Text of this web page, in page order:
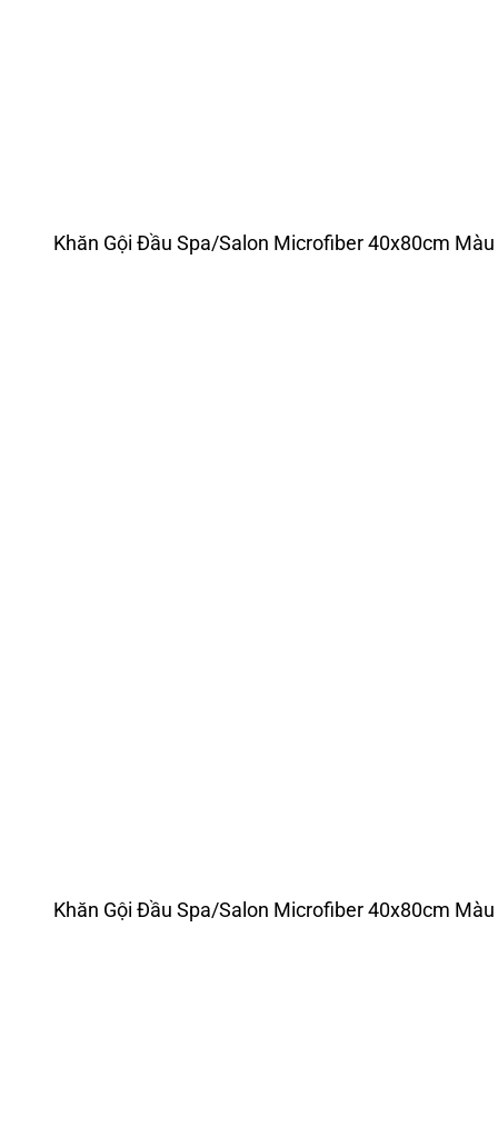
Khăn Gội Đầu Spa/Salon Microfiber 40x80cm
Khăn Gội Đầu Spa/Salon Microfiber 40x80cm